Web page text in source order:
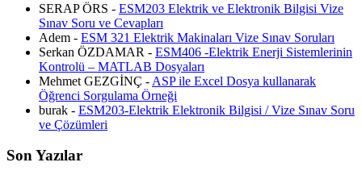
SERAP ÖRS - ESM203 Elektrik ve Elektronik Bilgisi Vize
Sınav Soru ve Cevapları
Adem - ESM 321 Elektrik Makinaları Vize Sınav Soruları
Serkan ÖZDAMAR - ESM406 -Elektrik Enerji Sistemlerinin
Kontrolü – MATLAB Dosyaları
Mehmet GEZGİNÇ - ASP ile Excel Dosya kullanarak
Öğrenci Sorgulama Örneği
burak - ESM203-Elektrik Elektronik Bilgisi / Vize Sınav Soru
ve Çözümleri
Son Yazılar